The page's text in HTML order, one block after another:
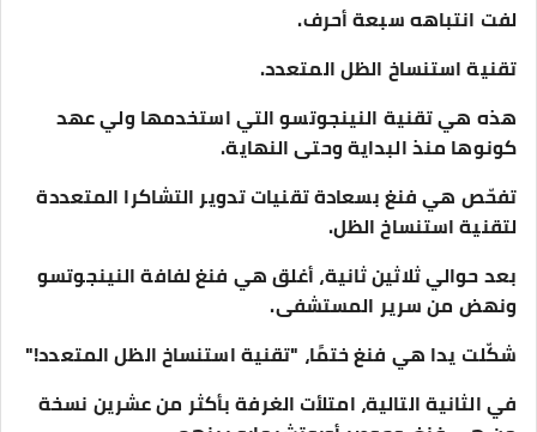
لفت انتباهه سبعة أحرف.
تقنية استنساخ الظل المتعدد.
هذه هي تقنية النينجوتسو التي استخدمها ولي عهد
كونوها منذ البداية وحتى النهاية.
تفحّص هي فنغ بسعادة تقنيات تدوير التشاكرا المتعددة
لتقنية استنساخ الظل.
بعد حوالي ثلاثين ثانية، أغلق هي فنغ لفافة النينجوتسو
ونهض من سرير المستشفى.
شكّلت يدا هي فنغ ختمًا، "تقنية استنساخ الظل المتعدد!"
في الثانية التالية، امتلأت الغرفة بأكثر من عشرين نسخة